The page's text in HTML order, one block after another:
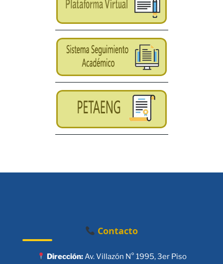
Contacto
Dirección:Av. Villazón N° 1995, 3er Piso